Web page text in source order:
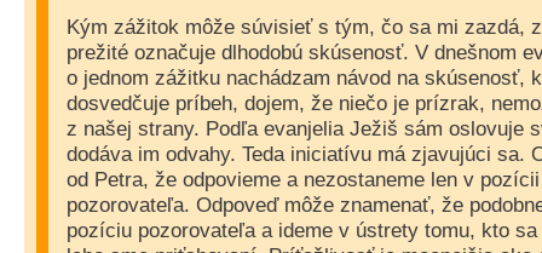
Kým zážitok môže súvisieť s tým, čo sa mi zazdá,
prežité označuje dlhodobú skúsenosť. V dnešnom
o jednom zážitku nachádzam návod na skúsenosť,
dosvedčuje príbeh, dojem, že niečo je prízrak,
z našej strany. Podľa evanjelia Ježiš sám oslovuje
dodáva im odvahy. Teda iniciatívu má zjavujúci sa.
od Petra, že odpovieme a nezostaneme len v
pozorovateľa. Odpoveď môže znamenať, že
pozíciu pozorovateľa a ideme v ústrety tomu, kto